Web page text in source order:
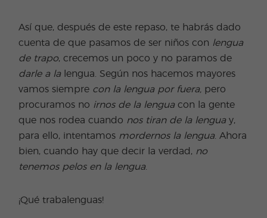
Así que, después de este repaso, te habrás dado
cuenta de que pasamos de ser niños con lengua
de trapo, crecemos un poco y no paramos de
darle a la lengua. Según nos hacemos mayores
vamos siempre con la lengua por fuera, pero
procuramos no irnos de la lenguacon la gente
que nos rodea cuando nos tiran de la lenguay,
para ello, intentamos mordernos la lengua. Ahora
bien, cuando hay que decir la verdad, no
tenemos pelos en la lengua.
¡Qué trabalenguas!